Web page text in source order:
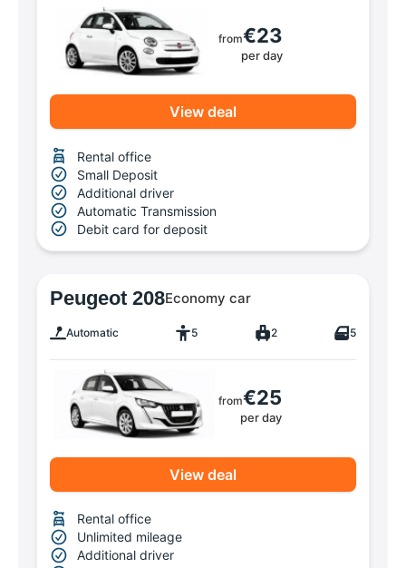
from€23
per day
View deal
Rental office
Small Deposit
Additional driver
Automatic Transmission
Debit card for deposit
Peugeot 208Economy car
Automatic 5 2 5
from€25
per day
View deal
Rental office
Unlimited mileage
Additional driver